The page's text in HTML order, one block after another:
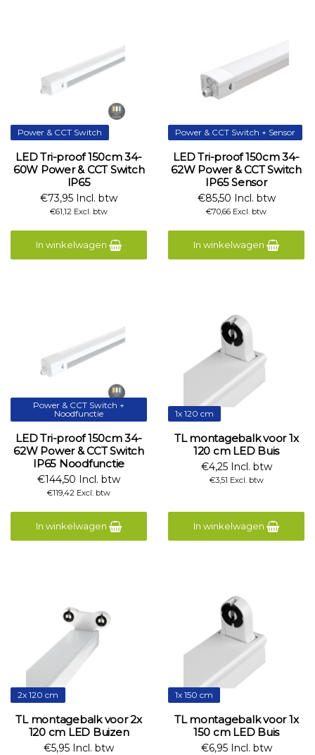
Power & CCT Switch
LED Tri-proof 150cm 34-
60W Power & CCT Switch
IP65
€73,95 Incl. btw
€61,12 Excl. btw
In winkelwagen
Power & CCT Switch + Sensor
LED Tri-proof 150cm 34-
62W Power & CCT Switch
IP65 Sensor
€85,50 Incl. btw
€70,66 Excl. btw
In winkelwagen
Power & CCT Switch +
Noodfunctie
LED Tri-proof 150cm 34-
62W Power & CCT Switch
IP65 Noodfunctie
€144,50 Incl. btw
€119,42 Excl. btw
In winkelwagen
1x 120 cm
TL montagebalk voor 1x
120 cm LED Buis
€4,25 Incl. btw
€3,51 Excl. btw
In winkelwagen
2x 120 cm
TL montagebalk voor 2x
120 cm LED Buizen
€5,95 Incl. btw
1x 150 cm
TL montagebalk voor 1x
150 cm LED Buis
€6,95 Incl. btw